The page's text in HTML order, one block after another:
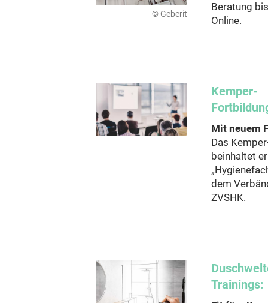
© Geberit
Beratung
Online.
Kemper-
Mit neuem
Das
beinhaltet
dem
ZVSHK.
Trainings: